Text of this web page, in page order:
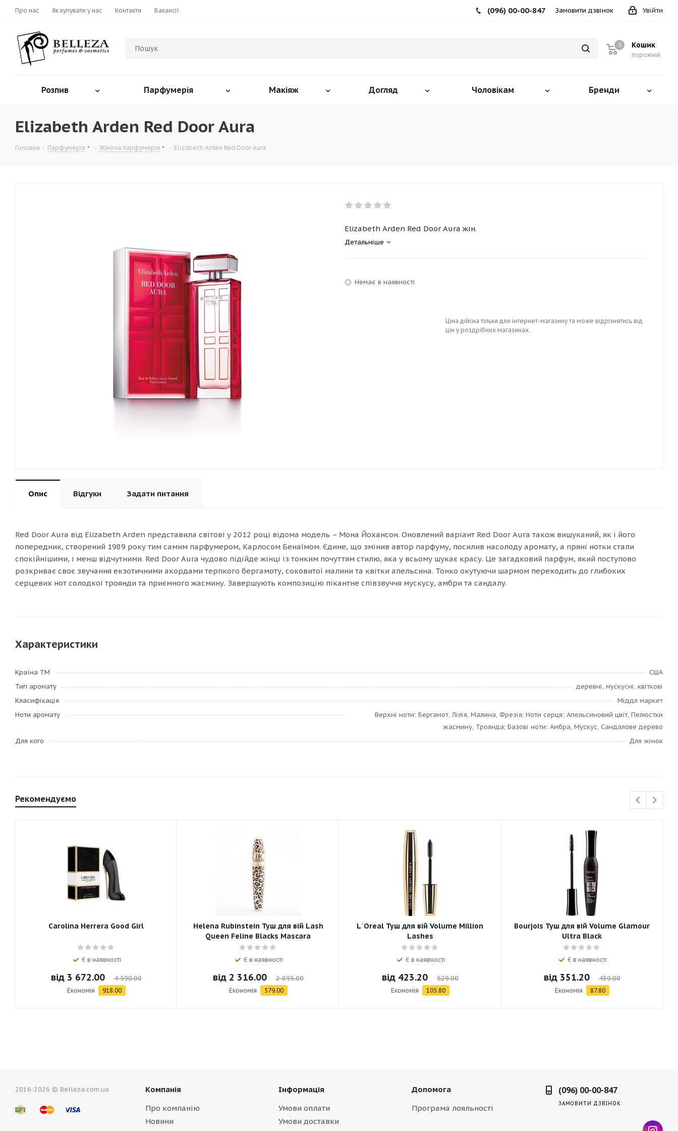
Про нас Як купувати у нас Контакти Вакансії Увійти
(096) 00-00-847 Замовити дзвінок
Кошик
порожній
0
Розпив Парфумерія Макіяж Догляд Чоловікам Бренди
Elizabeth Arden Red Door Aura
Головна - Парфумерія - Жіноча парфумерія - Elizabeth Arden Red Door Aura
Elizabeth Arden Red Door Aura жін.
Детальніше
Немає в наявності
Ціна дійсна тільки для інтернет-магазину та може відрізнятись від
цін у роздрібних магазинах.
Опис Відгуки Задати питання
Red Door Aura від Elizabeth Arden представила світові у 2012 році відома модель – Мона Йохансон. Оновлений варіант Red Door Aura також вишуканий, як і його
попередник, створений 1989 року тим самим парфумером, Карлосом Бенаїмом. Єдине, що змінив автор парфуму, посилив насолоду аромату, а пряні нотки стали
спокійнішими, і менш відчутними. Red Door Aura чудово підійде жінці із тонким почуттям стилю, яка у всьому шукає красу. Це загадковий парфум, який поступово
розкриває своє звучання екзотичними акордами терпкого бергамоту, соковитої малини та квітки апельсина. Тонко окутуючи шармом переходить до глибоких
серцевих нот солодкої троянди та приємного жасмину. Завершують композицію пікантне співзвуччя мускусу, амбри та сандалу.
Характеристики
Країна ТМ
США
Тип аромату
деревні, мускусні, квіткові
Класифікація
Міддл маркет
Ноти аромату
Верхні ноти: Бергамот, Лілія, Малина, Фрезія; Ноти серця: Апельсиновий цвіт, Пелюстки
жасмину, Троянда; Базові ноти: Амбра, Мускус, Сандалове дерево
Для кого
Для жінок
Рекомендуємо
Carolina Herrera Good Girl
Є в наявності
від 3 672.00 4 590.00
Економія 918.00
Helena Rubinstein Туш для вій Lash
Queen Feline Blacks Mascara
Є в наявності
від 2 316.00 2 895.00
Економія 579.00
L`Oreal Туш для вій Volume Million
Lashes
Є в наявності
від 423.20 529.00
Економія 105.80
Bourjois Туш для вій Volume Glamour
Ultra Black
Є в наявності
від 351.20 439.00
Економія 87.80
2016-2026 © Belleza.com.ua
Компанія
Про компанію
Новини
Інформація
Умови оплати
Умови доставки
Допомога
Програма лояльності
(096) 00-00-847
ЗАМОВИТИ ДЗВІНОК